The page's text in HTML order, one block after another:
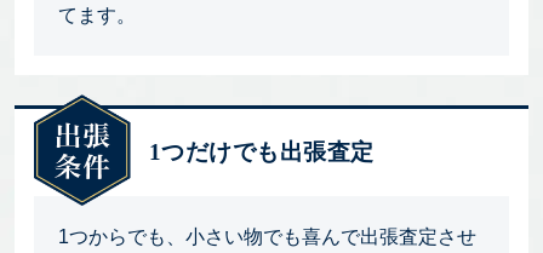
てます。
1つだけでも出張査定
1つからでも、小さい物でも喜んで出張査定させ